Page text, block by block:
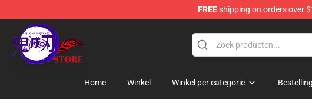
FREEshipping on orders over
- Official Kimetsu no Yaiba Merchandise Shop
Home Winkel Winkel per categorie